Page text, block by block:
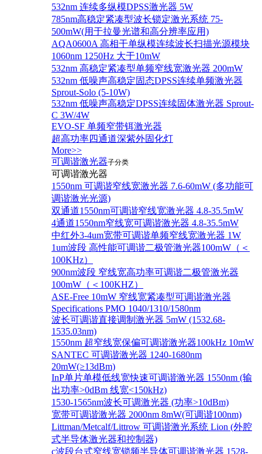
532nm 连续多纵模DPSS激光器 5W
785nm高稳定紧凑型波长锁定激光系统 75-
500mW(用于拉曼光谱和高分辨率应用)
AQA0600A 高相干单纵模连续波长扫描光源模块
1060nm 1250Hz 大于10mW
532nm 高稳定紧凑型单频窄线宽激光器 200mW
532nm 低噪声高稳定固态DPSS连续单频激光器
Sprout‐Solo (5-10W)
532nm 低噪声高稳定DPSS连续固体激光器 Sprout-
C 3W/4W
EVO-SF 单频窄带铒激光器
超高功率四通道深紫外固化灯
More>>
可调谐激光器子分类
可调谐激光器
1550nm 可调谐窄线宽激光器 7.6-60mW (多功能可
调谐激光光源)
双通道1550nm可调谐窄线宽激光器 4.8-35.5mW
4通道1550nm窄线宽可调谐激光器 4.8-35.5mW
中红外3-4um宽带可调谐单频窄线宽激光器 1W
1um波段 高性能可调谐二极管激光器100mW（＜
100KHz）
900nm波段 窄线宽高功率可调谐二极管激光器
100mW（＜100KHZ）
ASE-Free 10mW 窄线宽紧凑型可调谐激光器
Specifications PMO 1040/1310/1580nm
波长可调谐直接调制激光器 5mW (1532.68-
1535.03nm)
1550nm 超窄线宽保偏可调谐激光器100kHz 10mW
SANTEC 可调谐激光器 1240-1680nm
20mW(≥13dBm)
InP单片单模低线宽快速可调谐激光器 1550nm (输
出功率>0dBm 线宽<150kHz)
1530-1565nm波长可调激光器 (功率>10dBm)
宽带可调谐激光器 2000nm 8mW(可调谐100nm)
Littman/Metcalf/Littrow 可调谐激光系统 Lion (外腔
式半导体激光器和控制器)
c波段台式窄线宽锁频半导体可调谐激光器 1528-